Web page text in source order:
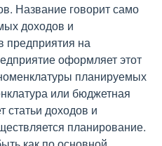
Название говорит само
доходов и
предприятия на
оформляет этот
планируемых
или бюджетная
статьи доходов и
планирование.